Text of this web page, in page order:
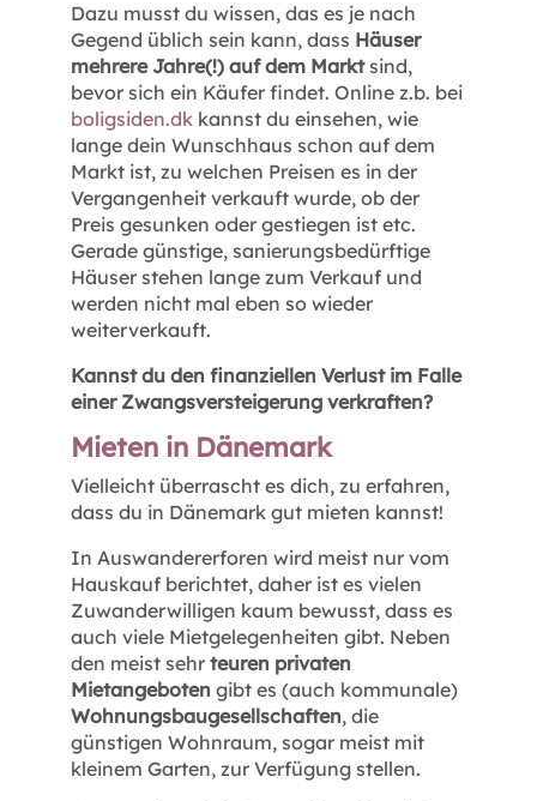
Dazu musst du wissen, das es je nach
Gegend üblich sein kann, dass Häuser
mehrere Jahre(!) auf dem Markt sind,
bevor sich ein Käufer findet. Online z.b. bei
boligsiden.dk kannst du einsehen, wie
lange dein Wunschhaus schon auf dem
Markt ist, zu welchen Preisen es in der
Vergangenheit verkauft wurde, ob der
Preis gesunken oder gestiegen ist etc.
Gerade günstige, sanierungsbedürftige
Häuser stehen lange zum Verkauf und
werden nicht mal eben so wieder
weiterverkauft.
Kannst du den finanziellen Verlust im Falle
einer Zwangsversteigerung verkraften?
Mieten in Dänemark
Vielleicht überrascht es dich, zu erfahren,
dass du in Dänemark gut mieten kannst!
In Auswandererforen wird meist nur vom
Hauskauf berichtet, daher ist es vielen
Zuwanderwilligen kaum bewusst, dass es
auch viele Mietgelegenheiten gibt. Neben
den meist sehrteuren privaten
Mietangeboten gibt es (auch kommunale)
Wohnungsbaugesellschaften, die
günstigen Wohnraum, sogar meist mit
kleinem Garten, zur Verfügung stellen.